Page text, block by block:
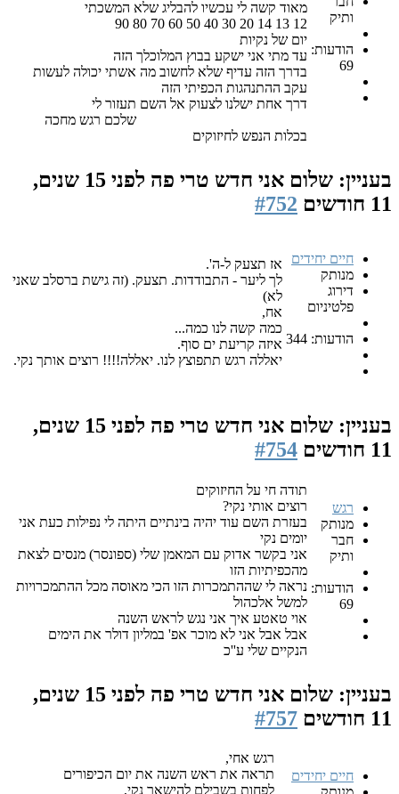
ותיק
הודעות:
69
מאוד קשה לי עכשיו להבליג שלא המשכתי
12 13 14 20 30 40 50 60 70 80 90
יום של נקיות
עד מתי אני ישקע בבוץ המלוכלך הזה
בדרך הזה עדיף שלא לחשוב מה אשתי יכולה לעשות
עקב ההתנהגות הכפיתי הזה
דרך אחת ישלנו לצעוק אל השם תעזור לי
שלכם רגש מחכה
בכלות הנפש לחיזוקים
בעניין: שלום אני חדש טרי פה
לפני 15 שנים,
11 חודשים
#752
חיים יחידים
מנותק
דירוג
פלטיניום
הודעות: 344
אז תצעק ל-ה'.
לך ליער - התבודדות. תצעק. (זה גישת ברסלב שאני
לא)
אח,
כמה קשה לנו כמה...
איזה קריעת ים סוף.
יאללה רגש תתפוצץ לנו. יאללה!!!! רוצים אותך נקי.
בעניין: שלום אני חדש טרי פה
לפני 15 שנים,
11 חודשים
#754
רגש
מנותק
חבר
ותיק
הודעות:
69
תודה חי על החיזוקים
רוצים אותי נקי?
בעזרת השם עוד יהיה בינתיים היתה לי נפילות כעת אני
יומים נקי
אני בקשר אדוק עם המאמן שלי (ספונסר) מנסים לצאת
מהכפיתיות הזו
נראה לי שההתמכרות הזו הכי מאוסה מכל ההתמכרויות
למשל אלכהול
אוי טאטע איך אני נגש לראש השנה
אבל אבל אני לא מוכר אפ' במליון דולר את הימים
הנקיים שלי ע''כ
בעניין: שלום אני חדש טרי פה
לפני 15 שנים,
11 חודשים
#757
חיים יחידים
רגש אחי,
תראה את ראש השנה את יום הכיפורים
לפחות בשבילם להישאר נקי,